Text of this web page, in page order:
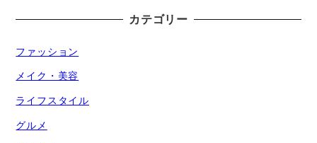
カテゴリー
ファッション
メイク・美容
ライフスタイル
グルメ